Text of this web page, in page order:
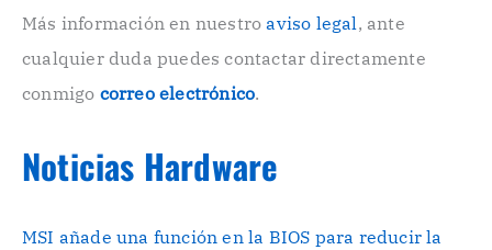
o
.
Más información en nuestroaviso legal , ante
cualquier duda puedes contactar directamente
conmigo correo electrónico.
Noticias Hardware
MSI añade una función en la BIOS para reducir la